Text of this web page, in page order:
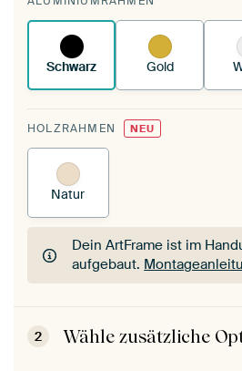
deinen vorhandenen
funktioniert es.
Schwarz Gold
HOLZRAHMEN NEU
Natur
Dein ArtFrame ist im
aufgebaut.
Dein ArtFrame ist im
aufgebaut.
2 Wähle zusätzliche